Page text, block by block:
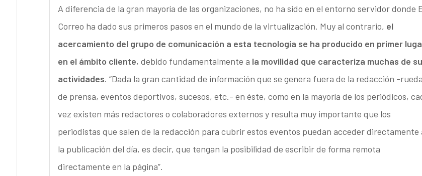
A diferencia de la gran mayoría de las organizaciones, no ha sido en el entorno servidor donde
Correo ha dado sus primeros pasos en el mundo de la virtualización. Muy al contrario, el
acercamiento del grupo de comunicación a esta tecnología se ha producido en primer
en el ámbito cliente, debido fundamentalmente a la movilidad que caracteriza muchas de
actividades. “Dada la gran cantidad de información que se genera fuera de la redacción -
de prensa, eventos deportivos, sucesos, etc.- en éste, como en la mayoría de los periódicos,
vez existen más redactores o colaboradores externos y resulta muy importante que los
periodistas que salen de la redacción para cubrir estos eventos puedan acceder directamente
la publicación del día, es decir, que tengan la posibilidad de escribir de forma remota
directamente en la página”.